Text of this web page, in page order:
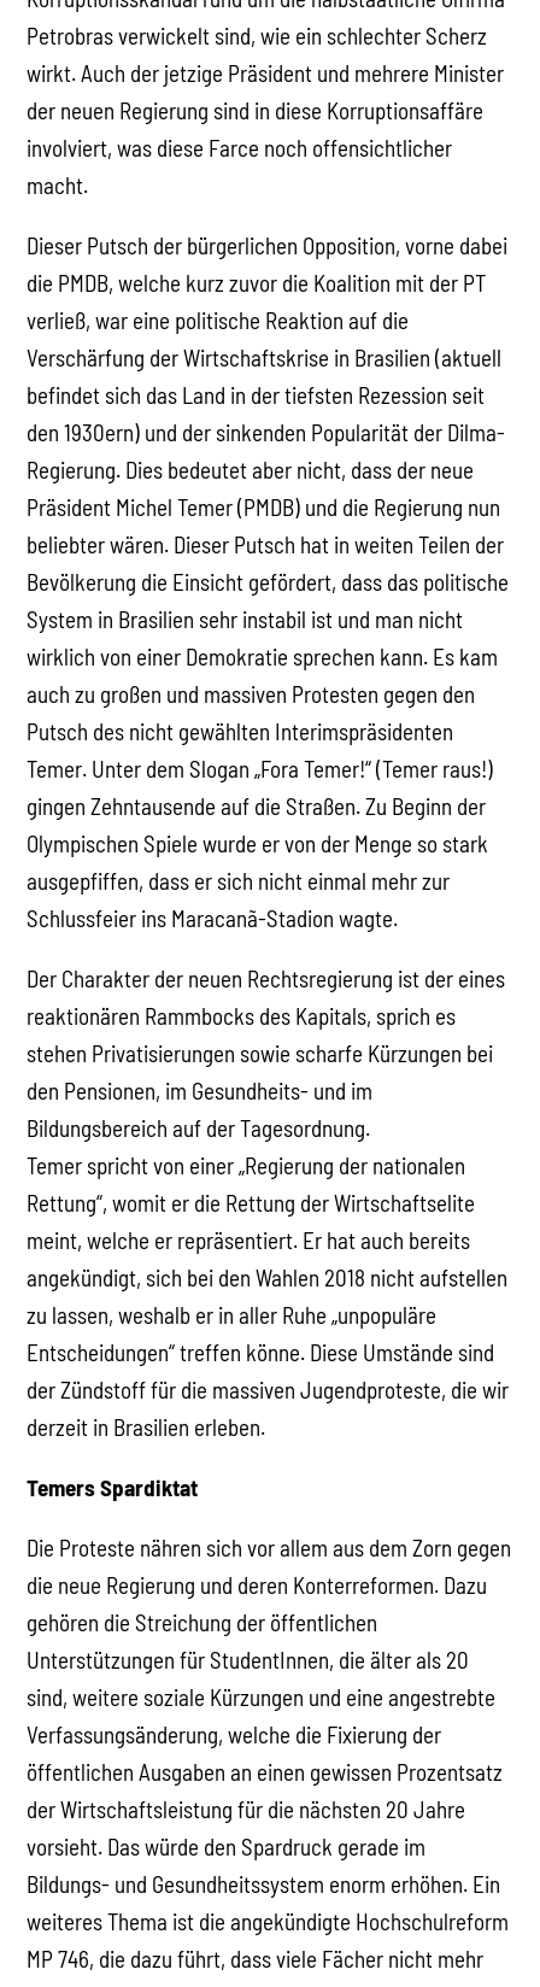
Petrobras verwickelt sind, wie ein schlechter Scherz
wirkt. Auch der jetzige Präsident und mehrere Minister
der neuen Regierung sind in diese Korruptionsaffäre
involviert, was diese Farce noch offensichtlicher
macht.
Dieser Putsch der bürgerlichen Opposition, vorne dabei
die PMDB, welche kurz zuvor die Koalition mit der PT
verließ, war eine politische Reaktion auf die
Verschärfung der Wirtschaftskrise in Brasilien (aktuell
befindet sich das Land in der tiefsten Rezession seit
den 1930ern) und der sinkenden Popularität der Dilma-
Regierung. Dies bedeutet aber nicht, dass der neue
Präsident Michel Temer (PMDB) und die Regierung nun
beliebter wären. Dieser Putsch hat in weiten Teilen der
Bevölkerung die Einsicht gefördert, dass das politische
System in Brasilien sehr instabil ist und man nicht
wirklich von einer Demokratie sprechen kann. Es kam
auch zu großen und massiven Protesten gegen den
Putsch des nicht gewählten Interimspräsidenten
Temer. Unter dem Slogan „Fora Temer!“ (Temer raus!)
gingen Zehntausende auf die Straßen. Zu Beginn der
Olympischen Spiele wurde er von der Menge so stark
ausgepfiffen, dass er sich nicht einmal mehr zur
Schlussfeier ins Maracanã-Stadion wagte.
Der Charakter der neuen Rechtsregierung ist der eines
reaktionären Rammbocks des Kapitals, sprich es
stehen Privatisierungen sowie scharfe Kürzungen bei
den Pensionen, im Gesundheits- und im
Bildungsbereich auf der Tagesordnung.
Temer spricht von einer „Regierung der nationalen
Rettung“, womit er die Rettung der Wirtschaftselite
meint, welche er repräsentiert. Er hat auch bereits
angekündigt, sich bei den Wahlen 2018 nicht aufstellen
zu lassen, weshalb er in aller Ruhe „unpopuläre
Entscheidungen“ treffen könne. Diese Umstände sind
der Zündstoff für die massiven Jugendproteste, die wir
derzeit in Brasilien erleben.
Temers Spardiktat
Die Proteste nähren sich vor allem aus dem Zorn gegen
die neue Regierung und deren Konterreformen. Dazu
gehören die Streichung der öffentlichen
Unterstützungen für StudentInnen, die älter als 20
sind, weitere soziale Kürzungen und eine angestrebte
Verfassungsänderung, welche die Fixierung der
öffentlichen Ausgaben an einen gewissen Prozentsatz
der Wirtschaftsleistung für die nächsten 20 Jahre
vorsieht. Das würde den Spardruck gerade im
Bildungs- und Gesundheitssystem enorm erhöhen. Ein
weiteres Thema ist die angekündigte Hochschulreform
MP 746, die dazu führt, dass viele Fächer nicht mehr